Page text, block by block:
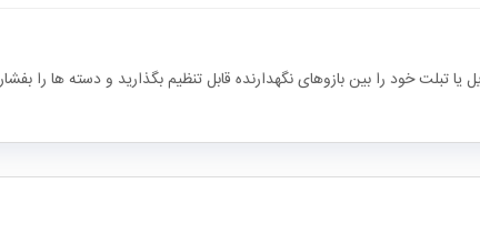
تبلت خود را بین بازوهای نگهدارنده قابل تنظیم بگذارید و دسته ها را